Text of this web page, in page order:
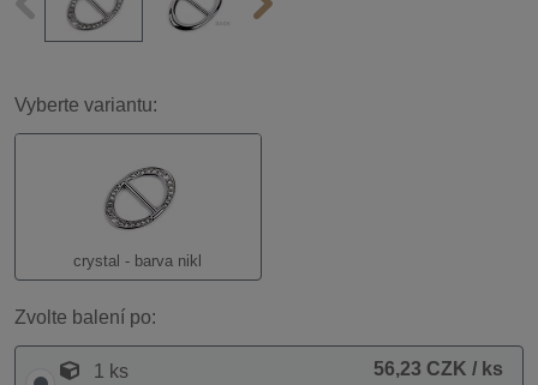
Vyberte variantu:
crystal - barva nikl
Zvolte balení po:
1 ks 56,23 CZK / ks